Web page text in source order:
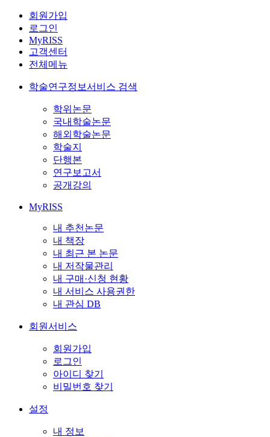
회원가입
로그인
MyRISS
고객센터
전체메뉴
학술연구정보서비스 검색
학위논문
국내학술논문
해외학술논문
학술지
단행본
연구보고서
공개강의
MyRISS
내 추천논문
내 책장
내 최근 본 논문
내 저작물관리
내 구매·신청 현황
내 서비스 사용권한
내 관심 DB
회원서비스
회원가입
로그인
아이디 찾기
비밀번호 찾기
설정
내 정보